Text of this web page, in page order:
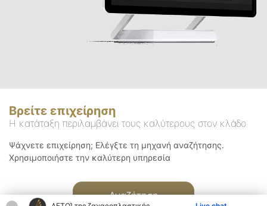
Βρείτε επιχείρηση
Η κατάταξη περιλαμβάνει τους καλύτερους στον κλάδο
Ψάχνετε επιχείρηση; Ελέγξτε τη μηχανή αναζήτησης.
Χρησιμοποιήστε την καλύτερη υπηρεσία
Αναζήτηση